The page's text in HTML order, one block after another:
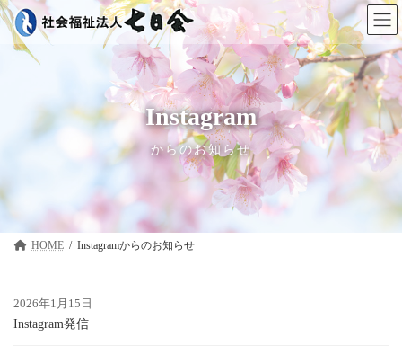
コ
ン
ナ
ビ
Instagram
からのお知らせ
HOME Instagram
2026年1月15日
Instagram発信